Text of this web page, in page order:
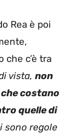
Rea è poi
che c’è tra
vista, non
costano
quelle di
sono regole